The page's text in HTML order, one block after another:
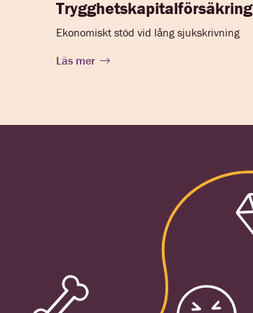
Trygghetskapitalförsäkring
Ekonomiskt stöd vid lång sjukskrivning
Läs mer